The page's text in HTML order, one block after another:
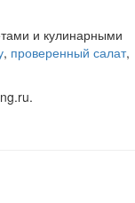
и кулинарными
, проверенный салат,